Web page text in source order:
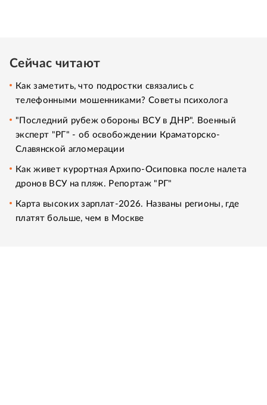
Сейчас читают
Как заметить, что подростки связались с
телефонными мошенниками? Советы психолога
"Последний рубеж обороны ВСУ в ДНР". Военный
эксперт "РГ" - об освобождении Краматорско-
Славянской агломерации
Как живет курортная Архипо-Осиповка после налета
дронов ВСУ на пляж. Репортаж "РГ"
Карта высоких зарплат-2026. Названы регионы, где
платят больше, чем в Москве